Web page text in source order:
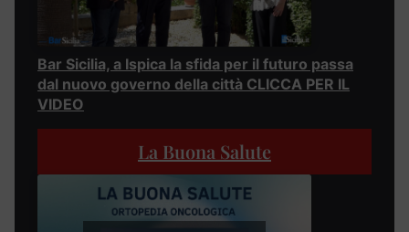
Bar Sicilia, a Ispica la sfida per il futuro passa
dal nuovo governo della città CLICCA PER IL
VIDEO
La Buona Salute